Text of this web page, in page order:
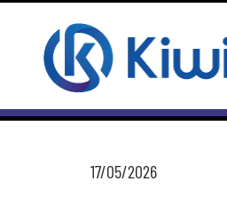
17/05/2026